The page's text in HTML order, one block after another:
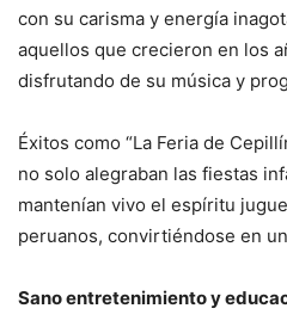
con su carisma y energía
aquellos que crecieron en los
disfrutando de su música y
Éxitos como “La Feria de
no solo alegraban las fiestas
mantenían vivo el espíritu
peruanos, convirtiéndose en
Sano entretenimiento y